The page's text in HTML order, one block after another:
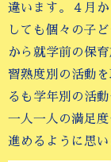
違います。４月
しても個々の子
から就学前の保
習熟度別の活動
るも学年別の活
一人一人の満足
進めるように思い